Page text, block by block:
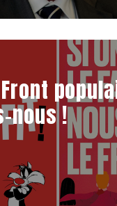
nous !